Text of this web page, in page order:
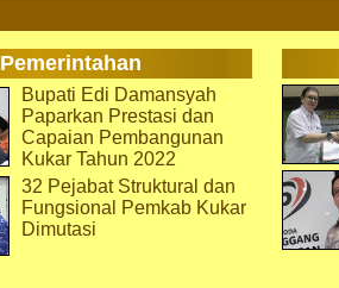
Pemerintahan
Bupati Edi Damansyah
Paparkan Prestasi dan
Capaian Pembangunan
Kukar Tahun 2022
32 Pejabat Struktural dan
Fungsional Pemkab Kukar
Dimutasi